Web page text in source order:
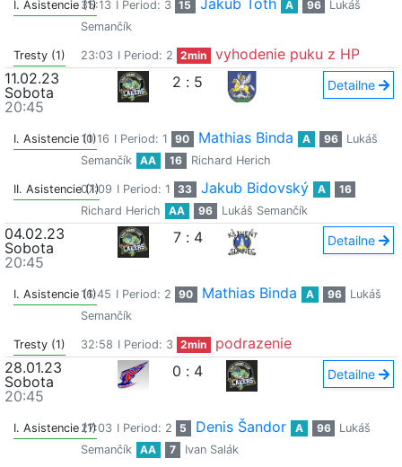
I. Asistencie (1)35:13 I Period: 3 15 Jakub Toth A 96
Lukáš
Semančík
Tresty (1) 23:03 I Period: 2 2min
vyhodenie puku z HP
11.02.23
Sobota
20:45
2 : 5 Detailne
I. Asistencie (1)10:16 I Period: 1 90 Mathias Binda A 96
Lukáš
Semančík
AA 16 Richard Herich
II. Asistencie (1)
07:09 I Period: 1 33 Jakub Bidovský A
16
Richard Herich
AA 96 Lukáš Semančík
04.02.23
Sobota
20:45
7 : 4 Detailne
I. Asistencie (1)16:45 I Period: 2 90 Mathias Binda A 96
Lukáš
Semančík
Tresty (1) 32:58 I Period: 3 2min
podrazenie
28.01.23
Sobota
20:45
0 : 4 Detailne
I. Asistencie (1)27:03 I Period: 2 5 Denis Šandor A 96
Lukáš
Semančík
AA 7 Ivan Salák